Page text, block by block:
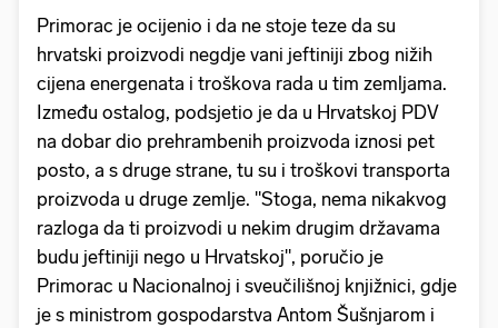
Primorac je ocijenio i da ne stoje teze da su
hrvatski proizvodi negdje vani jeftiniji zbog nižih
cijena energenata i troškova rada u tim zemljama.
Između ostalog, podsjetio je da u Hrvatskoj PDV
na dobar dio prehrambenih proizvoda iznosi pet
posto, a s druge strane, tu su i troškovi transporta
proizvoda u druge zemlje. "Stoga, nema nikakvog
razloga da ti proizvodi u nekim drugim državama
budu jeftiniji nego u Hrvatskoj", poručio je
Primorac u Nacionalnoj i sveučilišnoj knjižnici, gdje
je s ministrom gospodarstva Antom Šušnjarom i